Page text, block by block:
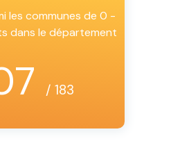
les communes de 0 -
dans le département
/ 183